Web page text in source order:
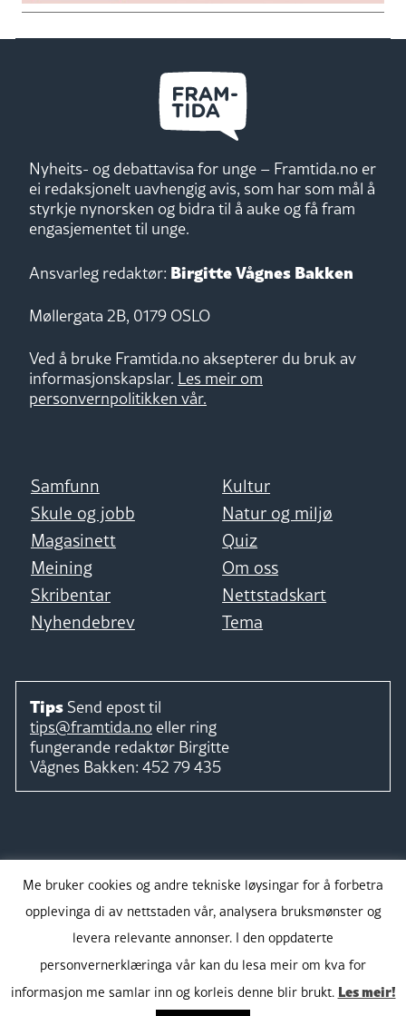
Nyheits- og debattavisa for unge – Framtida.no er
ei redaksjonelt uavhengig avis, som har som mål å
styrkje nynorsken og bidra til å auke og få fram
engasjementet til unge.
Ansvarleg redaktør: Birgitte Vågnes Bakken
Møllergata 2B, 0179 OSLO
Ved å bruke Framtida.no aksepterer du bruk av
informasjonskapslar. Les meir om
personvernpolitikken vår.
Samfunn
Kultur
Skule og jobb
Natur og miljø
Magasinett
Quiz
Meining
Om oss
Skribentar
Nettstadskart
Nyhendebrev
Tema
Tips Send epost til
tips@framtida.no eller ring
fungerande redaktør Birgitte
Vågnes Bakken: 452 79 435
Takk for støtta:
Me bruker cookies og andre tekniske løysingar for å forbetra
opplevinga di av nettstaden vår, analysera bruksmønster og
levera relevante annonser. I den oppdaterte
personvernerklæringa vår kan du lesa meir om kva for
informasjon me samlar inn og korleis denne blir brukt. Les meir!